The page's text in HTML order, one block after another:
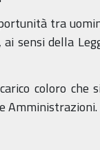
tra
sensi della
coloro
Amministrazioni.